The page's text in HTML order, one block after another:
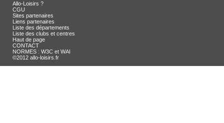
Allo-Loisirs ?
CGU
Sites partenaires
Liens partenaires
Liste des départements
Liste des clubs et centres
Haut de page
CONTACT
NORMES : W3C et WAI
©2012 allo-loisirs.fr